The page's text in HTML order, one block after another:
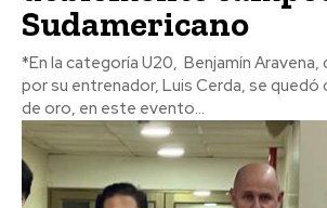
Sudamericano
*En la categoría U20, Benjamín Aravena,
por su entrenador, Luis Cerda, se quedó
de oro, en este evento...